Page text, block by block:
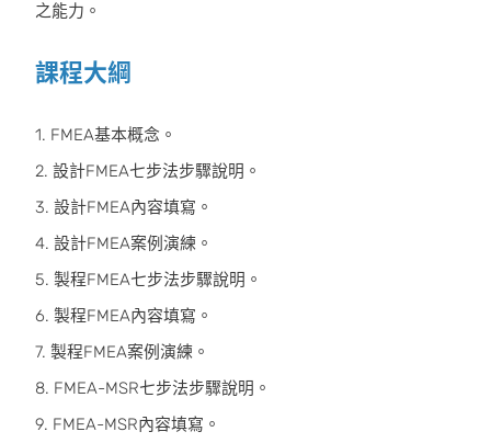
之能力。
課程大綱
1. FMEA基本概念。
2. 設計FMEA七步法步驟說明。
3. 設計FMEA內容填寫。
4. 設計FMEA案例演練。
5. 製程FMEA七步法步驟說明。
6. 製程FMEA內容填寫。
7. 製程FMEA案例演練。
8. FMEA-MSR七步法步驟說明。
9. FMEA-MSR內容填寫。